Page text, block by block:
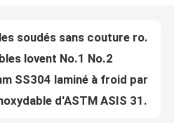
OIN solides solubles soudés sans couture rond le tuyau ERW non-corrosif 201 316 430
lovent No.1 No.2
Feuillard d'acier inoxydable d'ASTM ASIS 316 314 5mm de polissage No.1 No.2